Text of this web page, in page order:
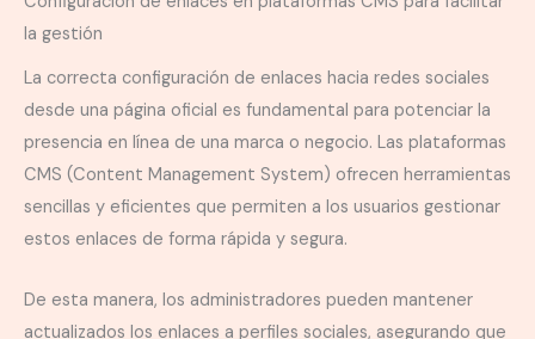
la gestión
La correcta configuración de enlaces hacia redes sociales
desde una página oficial es fundamental para potenciar la
presencia en línea de una marca o negocio. Las plataformas
CMS (Content Management System) ofrecen herramientas
sencillas y eficientes que permiten a los usuarios gestionar
estos enlaces de forma rápida y segura.
De esta manera, los administradores pueden mantener
actualizados los enlaces a perfiles sociales, asegurando que